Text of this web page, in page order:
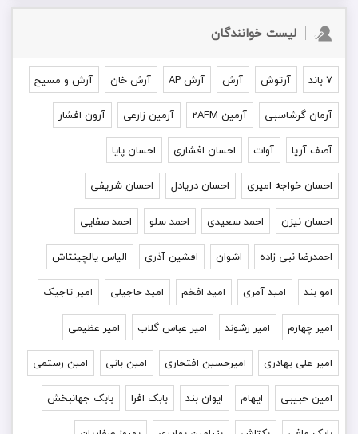
لیست خوانندگان
۷ باند آرتوش آرش آرش AP آرش خان آرش و مسیح
آرمان گرشاسبی آرمین 2AFM آرمین زارعی آرون افشار
آصف آریا آوات احسان افشاری احسان پایا
احسان خواجه امیری احسان دریادل احسان شریفی
احسان نیزن احمد سعیدی احمد سلو احمد صفایی
احمدرضا نبی زاده اشوان افشین آذری الیاس یالچینتاش
امو بند امید آمری امید افخم امید حاجیلی امیر تاجیک
امیر چهارم امیر رشوند امیر عباس گلاب امیر عظیمی
امیر علی بهادری امیرحسین افتخاری امین بانی امین رستمی
امین حبیبی ایهام ایوان بند بابک افرا بابک جهانبخش